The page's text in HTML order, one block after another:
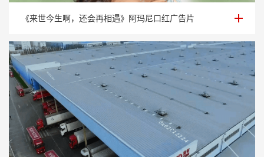
《来世今生啊，还会再相遇》阿玛尼口红广告片
《来世今生啊，还会再相遇》阿玛尼口红广告片